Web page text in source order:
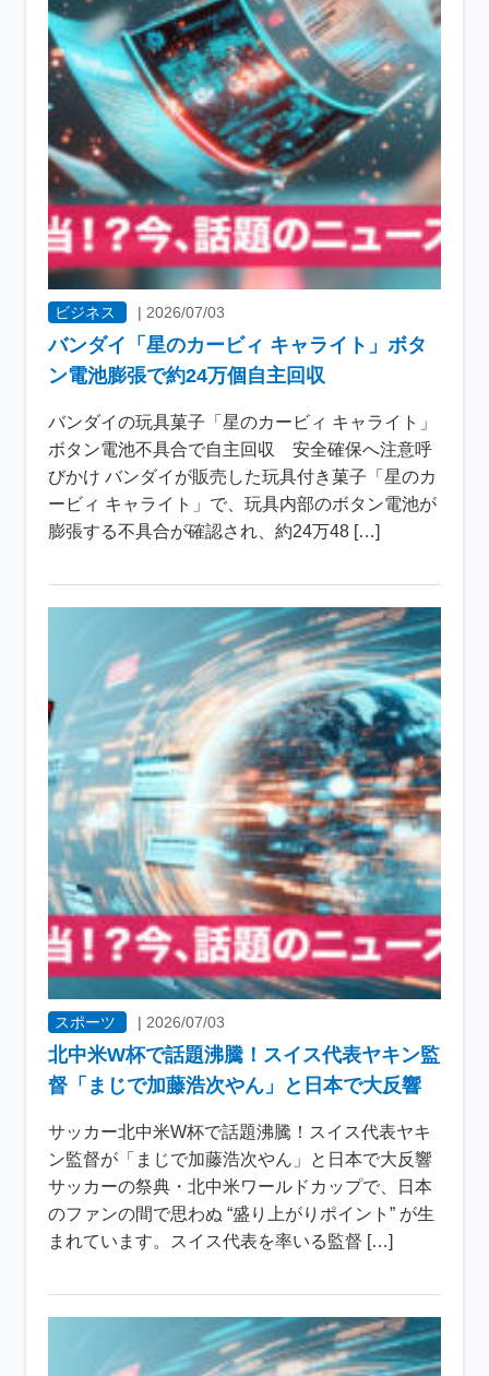
ビジネス | 2026/07/03
バンダイ「星のカービィ キャライト」ボタ
ン電池膨張で約24万個自主回収
バンダイの玩具菓子「星のカービィ キャライト」
ボタン電池不具合で自主回収 安全確保へ注意呼
びかけ バンダイが販売した玩具付き菓子「星のカ
ービィ キャライト」で、玩具内部のボタン電池が
膨張する不具合が確認され、約24万48 […]
スポーツ | 2026/07/03
北中米W杯で話題沸騰！スイス代表ヤキン監
督「まじで加藤浩次やん」と日本で大反響
サッカー北中米W杯で話題沸騰！スイス代表ヤキ
ン監督が「まじで加藤浩次やん」と日本で大反響
サッカーの祭典・北中米ワールドカップで、日本
のファンの間で思わぬ “盛り上がりポイント” が生
まれています。スイス代表を率いる監督 […]